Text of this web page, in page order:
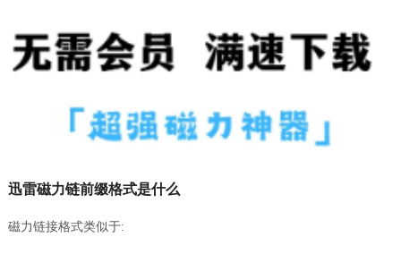
迅雷磁力链前缀格式是什么
磁力链接格式类似于: